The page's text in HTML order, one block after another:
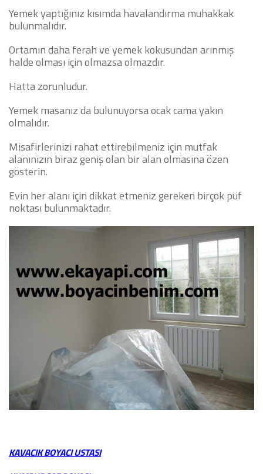
Yemek yaptığınız kısımda havalandırma muhakkak
bulunmalıdır.
Ortamın daha ferah ve yemek kokusundan arınmış
halde olması için olmazsa olmazdır.
Hatta zorunludur.
Yemek masanız da bulunuyorsa ocak cama yakın
olmalıdır.
Misafirlerinizi rahat ettirebilmeniz için mutfak
alanınızın biraz geniş olan bir alan olmasına özen
gösterin.
Evin her alanı için dikkat etmeniz gereken birçok püf
noktası bulunmaktadır.
KAVACIK BOYACI USTASI